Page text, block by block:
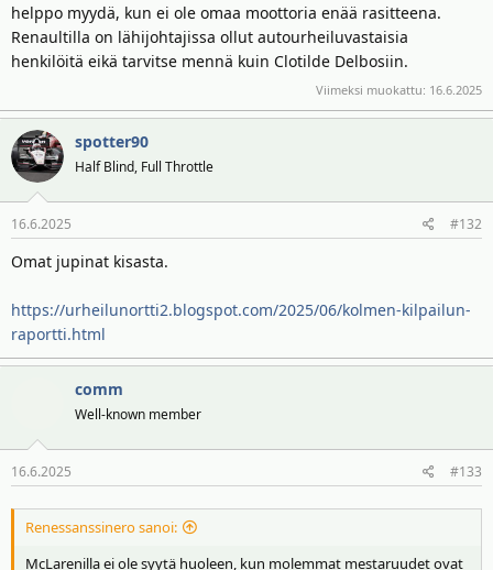
helppo myydä, kun ei ole omaa moottoria enää rasitteena.
Renaultilla on lähijohtajissa ollut autourheiluvastaisia
henkilöitä eikä tarvitse mennä kuin Clotilde Delbosiin.
Viimeksi muokattu: 16.6.2025
spotter90
Half Blind, Full Throttle
16.6.2025 #132
Omat jupinat kisasta.
https://urheilunortti2.blogspot.com/2025/06/kolmen-kilpailun-
raportti.html
comm
Well-known member
16.6.2025 #133
Renessanssinero sanoi:
McLarenilla ei ole syytä huoleen, kun molemmat mestaruudet ovat